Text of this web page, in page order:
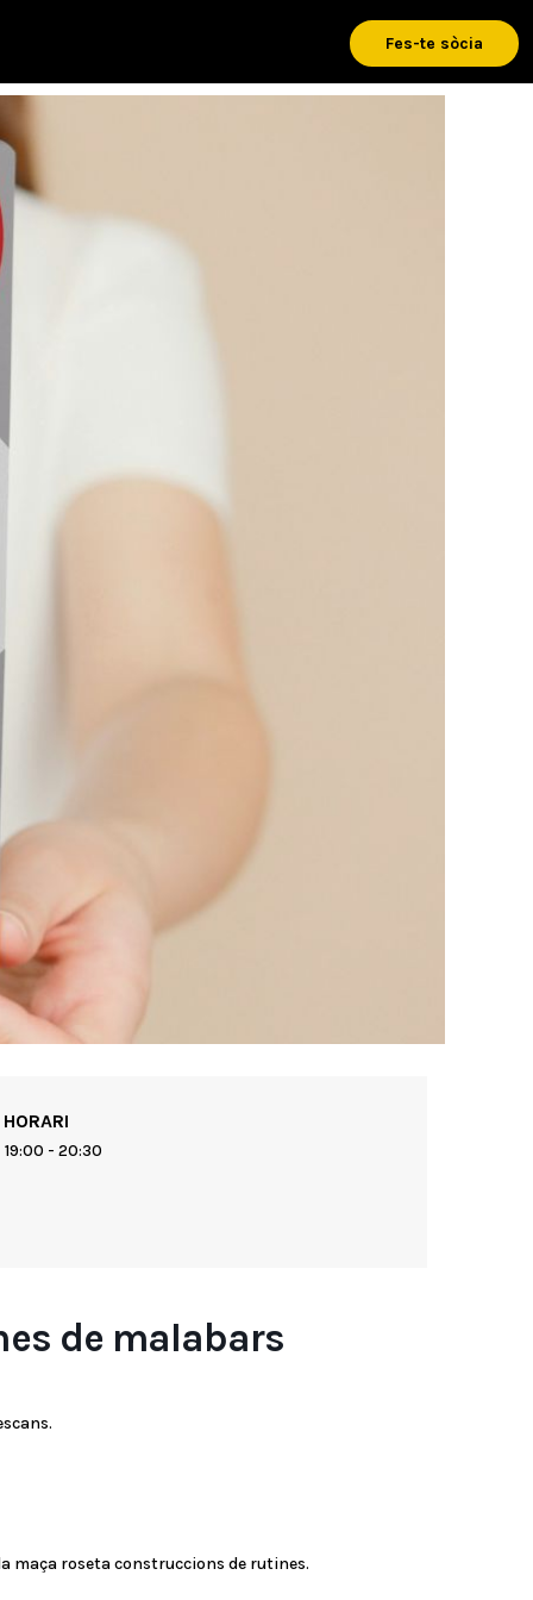
Fes-te sòcia
HORARI
19:00 - 20:30
de malabars
maça roseta construccions de rutines.